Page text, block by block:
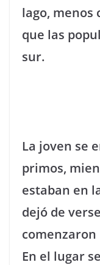
lago, menos
que las
sur.
La joven se
primos,
estaban en
dejó de
En el lugar